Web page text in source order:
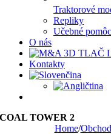
Traktorové
Repliky
Učebné
O nás
Kontakty
COAL TOWER 2
Home/Obchod